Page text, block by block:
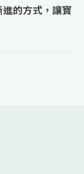
的方式，讓寶